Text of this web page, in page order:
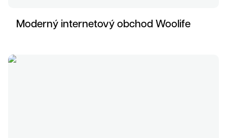
Moderný internetový obchod Woolife